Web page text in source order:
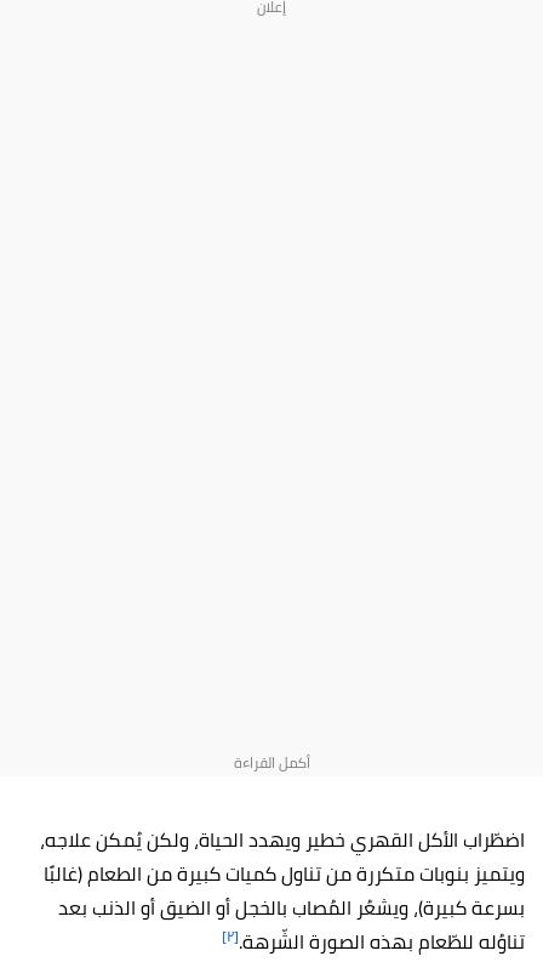
اضطّراب الأكل القهري خطير ويهدد الحياة، ولكن يُمكن علاجه،
ويتميز بنوبات متكررة من تناول كميات كبيرة من الطعام (غالبًا
بسرعة كبيرة)، ويشعُر المُصاب بالخجل أو الضيق أو الذنب بعد
تناوُله للطّعام بهذه الصورة الشّرهة.[٢]